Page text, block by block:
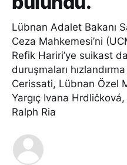
Lübnan Adalet Bakanı
Ceza Mahkemesi’ni
Refik Hariri’ye suikast
duruşmaları
Cerissati, Lübnan Özel
Yargıç Ivana Hrdličková,
Ralph Ria